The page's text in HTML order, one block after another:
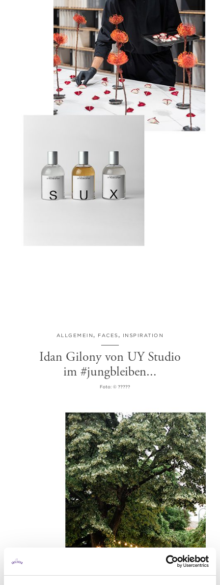
ALLGEMEIN, FACES, INSPIRATION
Idan Gilony von UY Studio
im #jungbleiben...
Foto: © ?????